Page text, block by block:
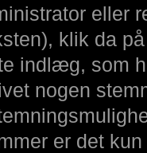
eller
klik da
indlæg, som
nogen
er det